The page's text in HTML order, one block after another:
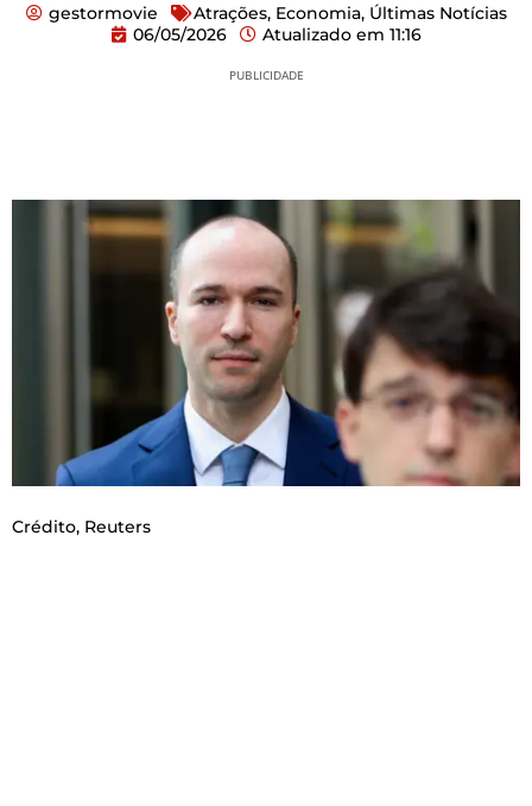
gestormovie Atrações, Economia, Últimas Notícias
06/05/2026
Atualizado em 11:16
PUBLICIDADE
Crédito, Reuters